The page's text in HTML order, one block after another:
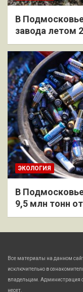
В
завода летом
ЭКОЛОГИЯ
В
9,5 млн тонн
Все материалы на данном
исключительно в
владельцам. Администрация
несет.